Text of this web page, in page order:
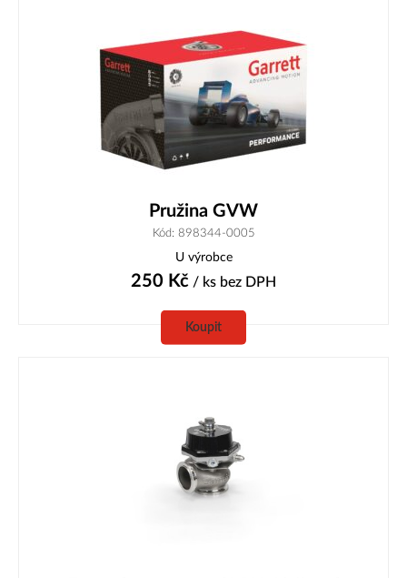
Pružina GVW
Kód: 898344-0005
U výrobce
250 Kč / ks bez DPH
Koupit